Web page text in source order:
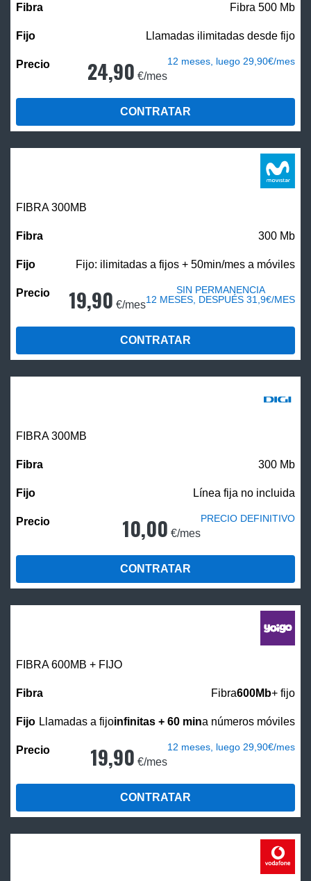
Fibra 500 Mb
Llamadas ilimitadas desde fijo
24,90 €/mes
12 meses, luego 29,90€/mes
CONTRATAR
FIBRA 300MB
300 Mb
Fijo: ilimitadas a fijos + 50min/mes a móviles
19,90 €/mes
SIN PERMANENCIA
12 MESES, DESPUÉS 31,9€/MES
CONTRATAR
FIBRA 300MB
300 Mb
Línea fija no incluida
10,00 €/mes
PRECIO DEFINITIVO
CONTRATAR
FIBRA 600MB + FIJO
Fibra600Mb+ fijo
Llamadas a fijoinfinitas + 60 mina números móviles
19,90 €/mes
12 meses, luego 29,90€/mes
CONTRATAR